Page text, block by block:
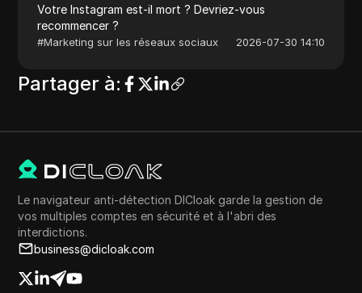
Votre Instagram est-il mort ? Devriez-vous
recommencer ?
#Marketing sur les réseaux sociaux 2026-07-30 14:10
Partager à:
Le navigateur anti-détection DICloak garde la gestion de
vos multiples comptes en sécurité et à l'abri des
interdictions.
business@dicloak.com